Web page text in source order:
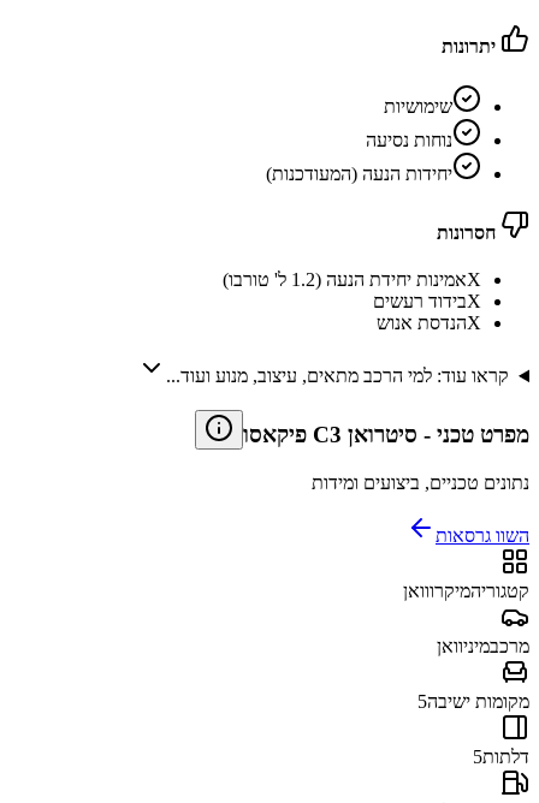
יתרונות
שימושיות
נוחות נסיעה
יחידות הנעה (המעודכנות)
חסרונות
Xאמינות יחידת הנעה (1.2 ל' טורבו)
Xבידוד רעשים
Xהנדסת אנוש
קראו עוד: למי הרכב מתאים, עיצוב, מנוע ועוד...
מפרט טכני - סיטרואן C3 פיקאסו
נתונים טכניים, ביצועים ומידות
השוו גרסאות
קטגוריהמיקרווואן
מרכבמיניוואן
מקומות ישיבה5
דלתות5